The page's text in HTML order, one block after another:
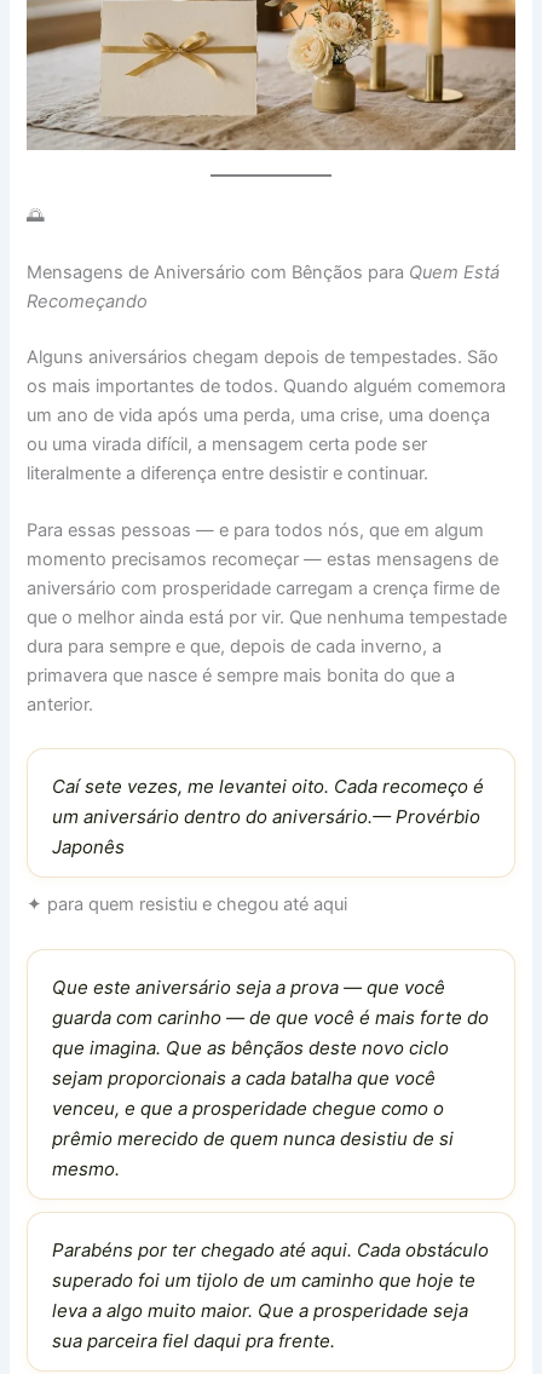
🌅
Mensagens de Aniversário com Bênçãos para Quem Está
Recomeçando
Alguns aniversários chegam depois de tempestades. São
os mais importantes de todos. Quando alguém comemora
um ano de vida após uma perda, uma crise, uma doença
ou uma virada difícil, a mensagem certa pode ser
literalmente a diferença entre desistir e continuar.
Para essas pessoas — e para todos nós, que em algum
momento precisamos recomeçar — estas mensagens de
aniversário com prosperidade carregam a crença firme de
que o melhor ainda está por vir. Que nenhuma tempestade
dura para sempre e que, depois de cada inverno, a
primavera que nasce é sempre mais bonita do que a
anterior.
Caí sete vezes, me levantei oito. Cada recomeço é
um aniversário dentro do aniversário.— Provérbio
Japonês
✦ para quem resistiu e chegou até aqui
Que este aniversário seja a prova — que você
guarda com carinho — de que você é mais forte do
que imagina. Que as bênçãos deste novo ciclo
sejam proporcionais a cada batalha que você
venceu, e que a prosperidade chegue como o
prêmio merecido de quem nunca desistiu de si
mesmo.
Parabéns por ter chegado até aqui. Cada obstáculo
superado foi um tijolo de um caminho que hoje te
leva a algo muito maior. Que a prosperidade seja
sua parceira fiel daqui pra frente.